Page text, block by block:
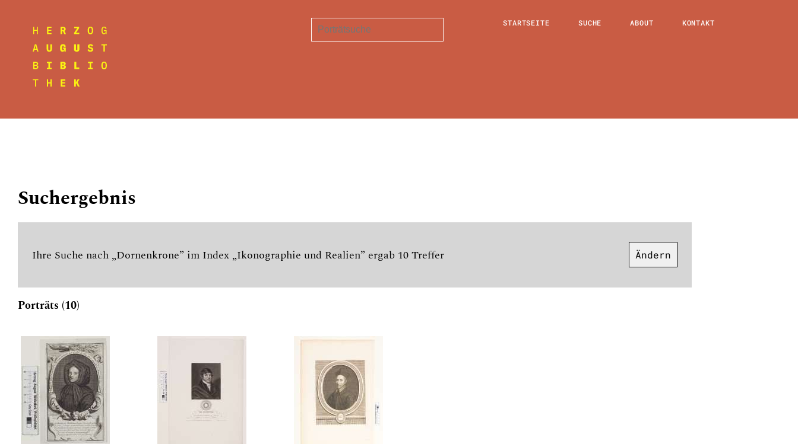
STARTSEITE SUCHE ABOUT KONTAKT
Suchergebnis
Ihre Suche nach „Dornenkrone” im Index „Ikonographie und Realien” ergab 10 Treffer Ändern
Porträts (10)